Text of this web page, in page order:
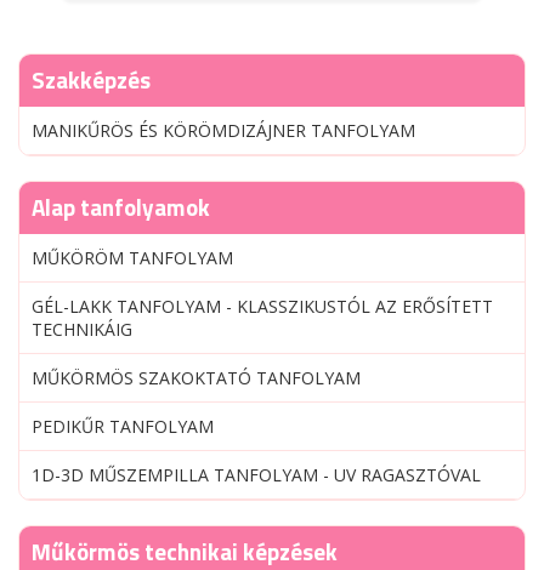
Szakképzés
MANIKŰRÖS ÉS KÖRÖMDIZÁJNER TANFOLYAM
Alap tanfolyamok
MŰKÖRÖM TANFOLYAM
GÉL-LAKK TANFOLYAM - KLASSZIKUSTÓL AZ ERŐSÍTETT
TECHNIKÁIG
MŰKÖRMÖS SZAKOKTATÓ TANFOLYAM
PEDIKŰR TANFOLYAM
1D-3D MŰSZEMPILLA TANFOLYAM - UV RAGASZTÓVAL
Műkörmös technikai képzések